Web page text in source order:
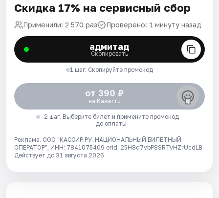
Скидка 17% на сервисный сбор
Применили: 2 570 раз Проверено: 1 минуту назад
адмитад
Скопировать
1 шаг. Скопируйте промокод
от 390 ₽
на Kassir.ru
2 шаг. Выберите билет и примените промокод
до оплаты
Реклама. ООО "КАССИР.РУ-НАЦИОНАЛЬНЫЙ БИЛЕТНЫЙ
ОПЕРАТОР", ИНН: 7841075409 erid: 25H8d7vbP8SRTvHZrUcdLB.
Действует до 31 августа 2026